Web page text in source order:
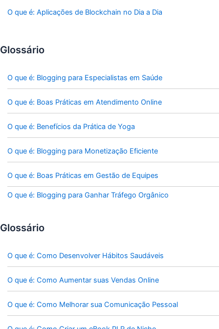
O que é: Aplicações de Blockchain no Dia a Dia
Glossário
O que é: Blogging para Especialistas em Saúde
O que é: Boas Práticas em Atendimento Online
O que é: Benefícios da Prática de Yoga
O que é: Blogging para Monetização Eficiente
O que é: Boas Práticas em Gestão de Equipes
O que é: Blogging para Ganhar Tráfego Orgânico
Glossário
O que é: Como Desenvolver Hábitos Saudáveis
O que é: Como Aumentar suas Vendas Online
O que é: Como Melhorar sua Comunicação Pessoal